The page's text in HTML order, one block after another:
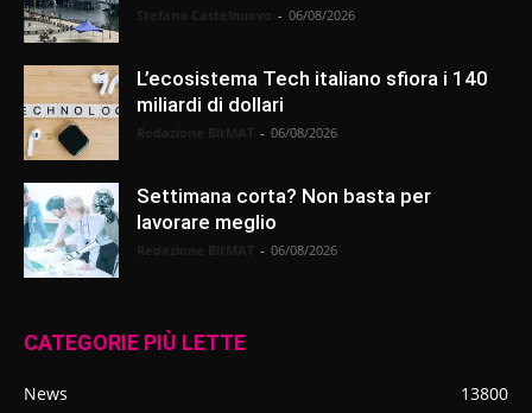
- 06/08/2026
L’ecosistema Tech italiano sfiora i 140
miliardi di dollari
- 06/08/2026
Settimana corta? Non basta per
lavorare meglio
- 06/08/2026
CATEGORIE PIÙ LETTE
News
13800